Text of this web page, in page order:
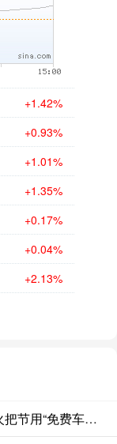
+1.42%
+0.93%
+1.01%
+1.35%
+0.17%
+0.04%
+2.13%
股市配资行情 不止篝火与烧烤 四川冕宁火把节用“免费车位+景区联动”实力宠客